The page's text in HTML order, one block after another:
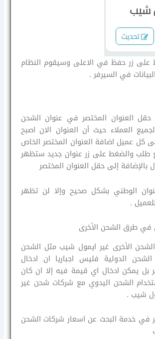
زر حفظ في الاعلى وسيقوم النظام
في السيرفر .
حقل العنوان المختصر في عنوان الشحن
العملاء حيث أن العنوان الان اصبح
كل عميل اضافة العنوان المختصر الخاص
طلب والضغط على زر عنوان جديد ستظهر
بالإضافة إلى حقل العنوان المختصر
الوطني بشكل صحيح وإلا لن تظهر
.
في طرق الشحن الأخرى
الأخرى غير ايمول شيب مثل الشحن
الدولية فليس اجباريا ان ادخال
بل يمكن ادخال اي قيمة فيه إلا ان كان
الشحن اليدوي مع شركات شحن غير
شيب .
في خدمة البحث عن اسعار شركات الشحن